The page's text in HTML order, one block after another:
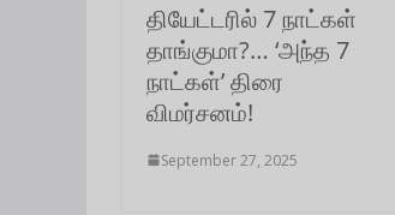
தியேட்டரில் 7 நாட்கள்
தாங்குமா?… ‘அந்த 7
நாட்கள்’ திரை
விமர்சனம்!
September 27, 2025